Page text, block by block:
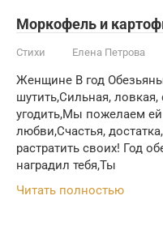
Моркофель и
Стихи Елена Петрова
Женщине В год
шутить,Сильная,
угодить,Мы пожелаем
любви,Счастья,
растратить своих! Год
наградил тебя,Ты
Читать полностью